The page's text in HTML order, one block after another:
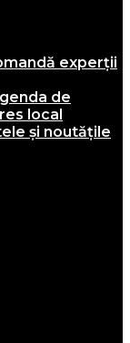
experții
de
local
și noutățile